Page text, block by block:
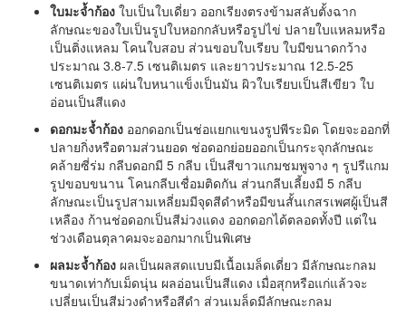
ใบมะจ้ำก้อง ใบเป็นใบเดี่ยว ออกเรียงตรงข้ามสลับตั้งฉาก
ลักษณะของใบเป็นรูปใบหอกกลับหรือรูปไข่ ปลายใบแหลมหรือ
เป็นติ่งแหลม โคนใบสอบ ส่วนขอบใบเรียบ ใบมีขนาดกว้าง
ประมาณ 3.8-7.5 เซนติเมตร และยาวประมาณ 12.5-25
เซนติเมตร แผ่นใบหนาแข็งเป็นมัน ผิวใบเรียบเป็นสีเขียว ใบ
อ่อนเป็นสีแดง
ดอกมะจ้ำก้อง ออกดอกเป็นช่อแยกแขนงรูปพีระมิด โดยจะออกที่
ปลายกิ่งหรือตามส่วนยอด ช่อดอกย่อยออกเป็นกระจุกลักษณะ
คล้ายซี่ร่ม กลีบดอกมี 5 กลีบ เป็นสีขาวแกมชมพูจาง ๆ รูปรีแกม
รูปขอบขนาน โคนกลีบเชื่อมติดกัน ส่วนกลีบเลี้ยงมี 5 กลีบ
ลักษณะเป็นรูปสามเหลี่ยมมีจุดสีดำหรือมีขนสั้นเกสรเพศผู้เป็นสี
เหลือง ก้านช่อดอกเป็นสีม่วงแดง ออกดอกได้ตลอดทั้งปี แต่ใน
ช่วงเดือนตุลาคมจะออกมากเป็นพิเศษ
ผลมะจ้ำก้อง ผลเป็นผลสดแบบมีเนื้อเมล็ดเดี่ยว มีลักษณะกลม
ขนาดเท่ากับเม็ดนุ่น ผลอ่อนเป็นสีแดง เมื่อสุกหรือแก่แล้วจะ
เปลี่ยนเป็นสีม่วงดำหรือสีดำ ส่วนเมล็ดมีลักษณะกลม